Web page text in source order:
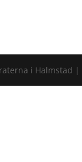
i Halmstad |